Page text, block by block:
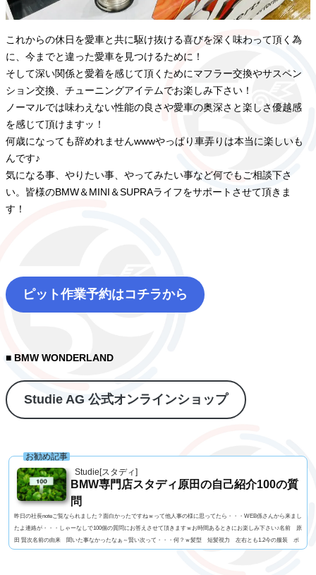
これからの休日を愛車と共に駆け抜ける喜びを深く味わって頂く為
に、今までと違った愛車を見つけるために！
そして深い関係と愛着を感じて頂くためにマフラー交換やサスペン
ション交換、チューニングアイテムでお楽しみ下さい！
ノーマルでは味わえない性能の良さや愛車の奥深さと楽しさ優越感
を感じて頂けますッ！
何歳になっても辞めれませんwwwやっぱり車弄りは本当に楽しいも
んです♪
気になる事、やりたい事、やってみたい事など何でもご相談下さ
い。皆様のBMW＆MINI＆SUPRAライフをサポートさせて頂きま
す！
ピット作業予約はコチラから
■ BMW WONDERLAND
Studie AG 公式オンラインショップ
Studie[スタディ]
お勧め記事
BMW専門店スタディ原田の自己紹介100の質
問
昨日の社長noteご覧なられました？面白かったですねｗって他人事の様に思ってたら・・・WEB係さんから来まし
たよ連絡が・・・しゃーなしで100個の質問にお答えさせて頂きますｗお時間あるときにお楽しみ下さい♪名前 原
田 賢次名前の由来 聞いた事なかったなぁ～賢い次って・・・何？ｗ髪型 短髪視力 左右とも1.2今の服装 ポ